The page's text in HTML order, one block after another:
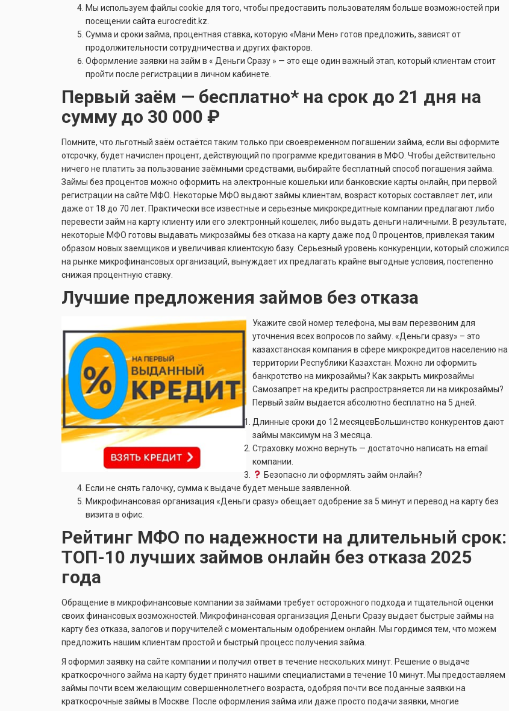
Мы используем файлы cookie для того, чтобы предоставить пользователям больше возможностей при
посещении сайта eurocredit.kz.
Сумма и сроки займа, процентная ставка, которую «Мани Мен» готов предложить, зависят от
продолжительности сотрудничества и других факторов.
Оформление заявки на займ в « Деньги Сразу » — это еще один важный этап, который клиентам стоит
пройти после регистрации в личном кабинете.
Первый заём — бесплатно* на срок до 21 дня на
сумму до 30 000 ₽
Помните, что льготный заём остаётся таким только при своевременном погашении займа, если вы оформите
отсрочку, будет начислен процент, действующий по программе кредитования в МФО. Чтобы действительно
ничего не платить за пользование заёмными средствами, выбирайте бесплатный способ погашения займа.
Займы без процентов можно оформить на электронные кошельки или банковские карты онлайн, при первой
регистрации на сайте МФО. Некоторые МФО выдают займы клиентам, возраст которых составляет лет, или
даже от 18 до 70 лет. Практически все известные и серьезные микрокредитные компании предлагают либо
перевести займ на карту клиенту или его электронный кошелек, либо выдать деньги наличными. В результате,
некоторые МФО готовы выдавать микрозаймы без отказа на карту даже под 0 процентов, привлекая таким
образом новых заемщиков и увеличивая клиентскую базу. Серьезный уровень конкуренции, который сложился
на рынке микрофинансовых организаций, вынуждает их предлагать крайне выгодные условия, постепенно
снижая процентную ставку.
Лучшие предложения займов без отказа
Укажите свой номер телефона, мы вам перезвоним для
уточнения всех вопросов по займу. «Деньги сразу» – это
казахстанская компания в сфере микрокредитов населению на
территории Республики Казахстан. Можно ли оформить
банкротство на микрозаймы? Как закрыть микрозаймы
Самозапрет на кредиты распространяется ли на микрозаймы?
Первый займ выдается абсолютно бесплатно на 5 дней.
Длинные сроки до 12 месяцевБольшинство конкурентов дают
займы максимум на 3 месяца.
Страховку можно вернуть — достаточно написать на email
компании.
Безопасно ли оформлять займ онлайн?
Если не снять галочку, сумма к выдаче будет меньше заявленной.
Микрофинансовая организация «Деньги сразу» обещает одобрение за 5 минут и перевод на карту без
визита в офис.
Рейтинг МФО по надежности на длительный срок:
ТОП-10 лучших займов онлайн без отказа 2025
года
Обращение в микрофинансовые компании за займами требует осторожного подхода и тщательной оценки
своих финансовых возможностей. Микрофинансовая организация Деньги Сразу выдает быстрые займы на
карту без отказа, залогов и поручителей с моментальным одобрением онлайн. Мы гордимся тем, что можем
предложить нашим клиентам простой и быстрый процесс получения займа.
Я оформил заявку на сайте компании и получил ответ в течение нескольких минут. Решение о выдаче
краткосрочного займа на карту будет принято нашими специалистами в течение 10 минут. Мы предоставляем
займы почти всем желающим совершеннолетнего возраста, одобряя почти все поданные заявки на
краткосрочные займы в Москве. После оформления займа или даже просто подачи заявки, многие